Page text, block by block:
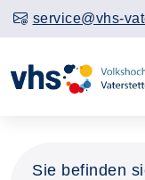
service@vhs-
Sie befinden